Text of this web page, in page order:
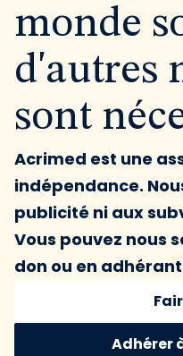
monde
d'autres
sont
Acrimed est une
indépendance.
publicité ni aux
Vous pouvez nous
don ou en
Adhérer